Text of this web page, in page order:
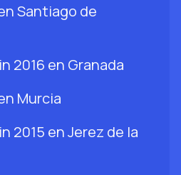
Santiago de
2016 en Granada
Murcia
2015 en Jerez de la